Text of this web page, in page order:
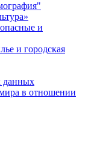
и
и городская
данных
в отношении